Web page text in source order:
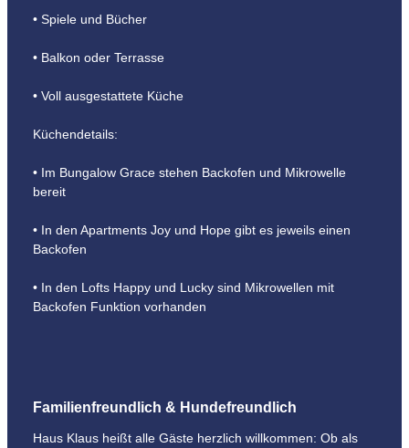
• Spiele und Bücher
• Balkon oder Terrasse
• Voll ausgestattete Küche
Küchendetails:
• Im Bungalow Grace stehen Backofen und Mikrowelle
bereit
• In den Apartments Joy und Hope gibt es jeweils einen
Backofen
• In den Lofts Happy und Lucky sind Mikrowellen mit
Backofen Funktion vorhanden
Familienfreundlich & Hundefreundlich
Haus Klaus heißt alle Gäste herzlich willkommen: Ob als